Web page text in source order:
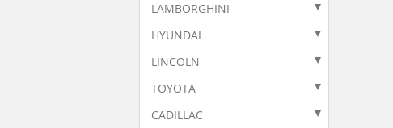
LAMBORGHINI
HYUNDAI
LINCOLN
TOYOTA
CADILLAC